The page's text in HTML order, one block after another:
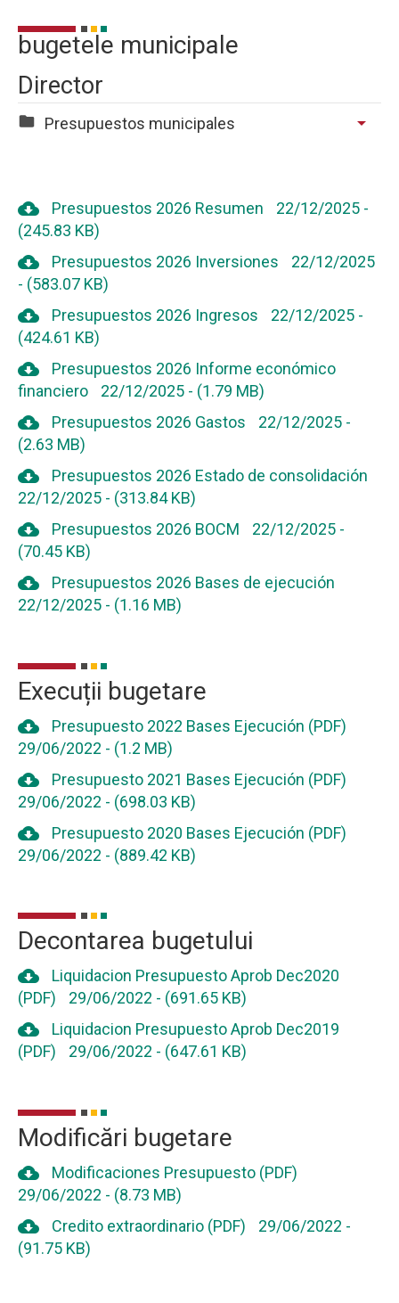
bugetele municipale
Director
Presupuestos municipales arrow_drop_down
cloud_download Presupuestos 2026 Resumen 22/12/2025 -
(245.83 KB)
cloud_download Presupuestos 2026 Inversiones
22/12/2025
- (583.07 KB)
cloud_download Presupuestos 2026 Ingresos 22/12/2025 -
(424.61 KB)
cloud_download
Presupuestos 2026 Informe económico
financiero
22/12/2025 - (1.79 MB)
cloud_download Presupuestos 2026 Gastos 22/12/2025 -
(2.63 MB)
cloud_download
Presupuestos 2026 Estado de consolidación
22/12/2025 - (313.84 KB)
cloud_download Presupuestos 2026 BOCM 22/12/2025 -
(70.45 KB)
cloud_download
Presupuestos 2026 Bases de ejecución
22/12/2025 - (1.16 MB)
Execuții bugetare
cloud_download
Presupuesto 2022 Bases Ejecución (PDF)
29/06/2022 - (1.2 MB)
cloud_download
Presupuesto 2021 Bases Ejecución (PDF)
29/06/2022 - (698.03 KB)
cloud_download
Presupuesto 2020 Bases Ejecución (PDF)
29/06/2022 - (889.42 KB)
Decontarea bugetului
cloud_download
Liquidacion Presupuesto Aprob Dec2020
(PDF)
29/06/2022 - (691.65 KB)
cloud_download
Liquidacion Presupuesto Aprob Dec2019
(PDF)
29/06/2022 - (647.61 KB)
Modificări bugetare
cloud_download
Modificaciones Presupuesto (PDF)
29/06/2022 - (8.73 MB)
cloud_download Credito extraordinario (PDF) 29/06/2022 -
(91.75 KB)